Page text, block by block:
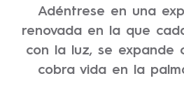
Adéntrese en una
renovada en la que
con la luz, se expande
cobra vida en la